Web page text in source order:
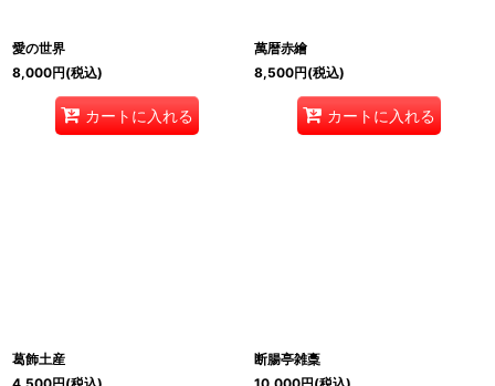
愛の世界
8,000円(税込)
カートに入れる
萬暦赤繪
8,500円(税込)
カートに入れる
葛飾土産
断腸亭雑稾